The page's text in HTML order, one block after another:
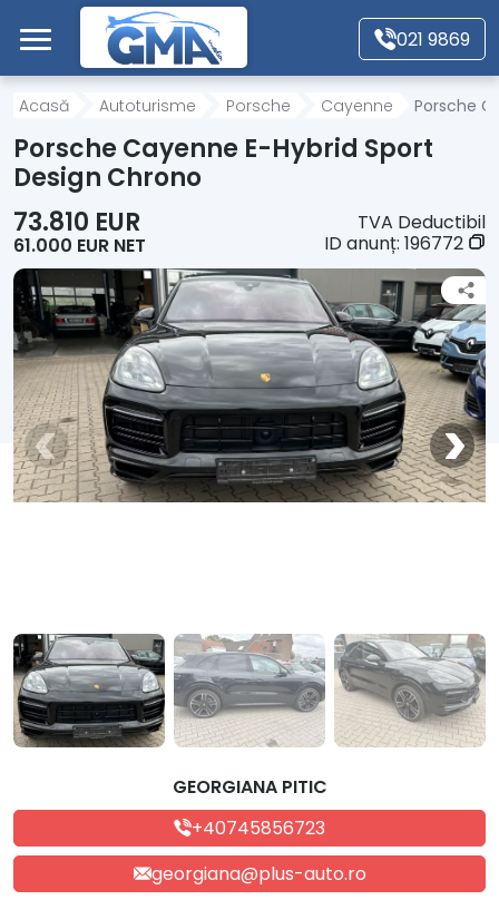
Mergi direct la conținutul principal
021 9869
Acasă
Autoturisme
Motociclete
Autoutilitare
Alte tipuri vehicule
Despre Noi
Contact
Acasă Autoturisme Porsche Cayenne Porsche
Porsche Cayenne E-Hybrid Sport
Design Chrono
73.810 EUR
61.000 EUR NET
TVA Deductibil
ID anunț: 196772
GEORGIANA PITIC
+40745856723
georgiana@plus-auto.ro